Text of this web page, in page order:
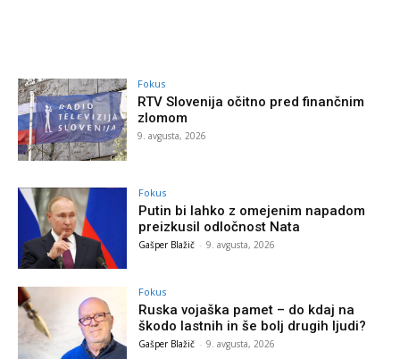
Fokus
RTV Slovenija očitno pred finančnim
zlomom
9. avgusta, 2026
Fokus
Putin bi lahko z omejenim napadom
preizkusil odločnost Nata
Gašper Blažič - 9. avgusta, 2026
Fokus
Ruska vojaška pamet – do kdaj na
škodo lastnih in še bolj drugih ljudi?
Gašper Blažič - 9. avgusta, 2026